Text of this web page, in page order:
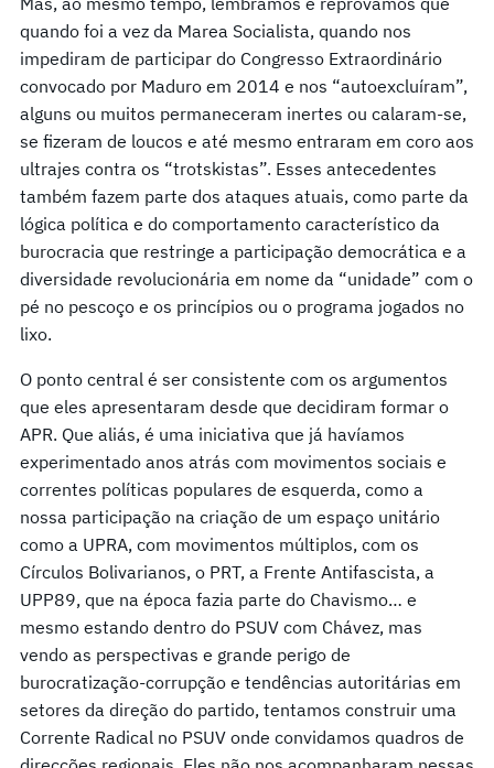
quando foi a vez da Marea Socialista, quando nos
impediram de participar do Congresso Extraordinário
convocado por Maduro em 2014 e nos “autoexcluíram”,
alguns ou muitos permaneceram inertes ou calaram-se,
se fizeram de loucos e até mesmo entraram em coro aos
ultrajes contra os “trotskistas”. Esses antecedentes
também fazem parte dos ataques atuais, como parte da
lógica política e do comportamento característico da
burocracia que restringe a participação democrática e a
diversidade revolucionária em nome da “unidade” com o
pé no pescoço e os princípios ou o programa jogados no
lixo.
O ponto central é ser consistente com os argumentos
que eles apresentaram desde que decidiram formar o
APR. Que aliás, é uma iniciativa que já havíamos
experimentado anos atrás com movimentos sociais e
correntes políticas populares de esquerda, como a
nossa participação na criação de um espaço unitário
como a UPRA, com movimentos múltiplos, com os
Círculos Bolivarianos, o PRT, a Frente Antifascista, a
UPP89, que na época fazia parte do Chavismo… e
mesmo estando dentro do PSUV com Chávez, mas
vendo as perspectivas e grande perigo de
burocratização-corrupção e tendências autoritárias em
setores da direção do partido, tentamos construir uma
Corrente Radical no PSUV onde convidamos quadros de